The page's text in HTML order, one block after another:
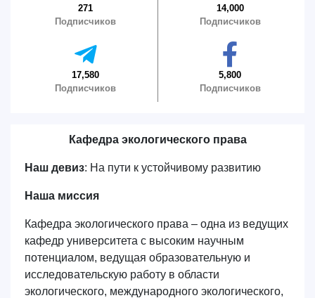
Ваше имя и фамилия
Почта
отправить
271
Подписчиков
14,000
Подписчиков
17,580
Подписчиков
5,800
Подписчиков
Кафедра экологического права
Наш девиз: На пути к устойчивому развитию
Наша миссия
Кафедра экологического права – одна из ведущих
кафедр университета с высоким научным
потенциалом, ведущая образовательную и
исследовательскую работу в области
экологического, международного экологического,